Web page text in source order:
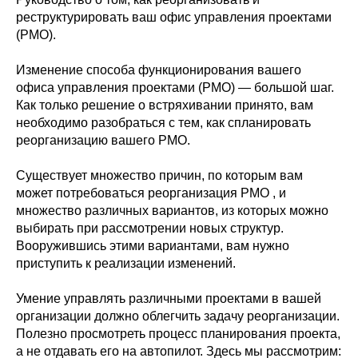
реструктурировать ваш офис управления проектами
(PMO).
Изменение способа функционирования вашего
офиса управления проектами (PMO) — большой шаг.
Как только решение о встряхивании принято, вам
необходимо разобраться с тем, как спланировать
реорганизацию вашего PMO.
Существует множество причин, по которым вам
может потребоваться реорганизация PMO , и
множество различных вариантов, из которых можно
выбирать при рассмотрении новых структур.
Вооружившись этими вариантами, вам нужно
приступить к реализации изменений.
Умение управлять различными проектами в вашей
организации должно облегчить задачу реорганизации.
Полезно просмотреть процесс планирования проекта,
а не отдавать его на автопилот. Здесь мы рассмотрим: